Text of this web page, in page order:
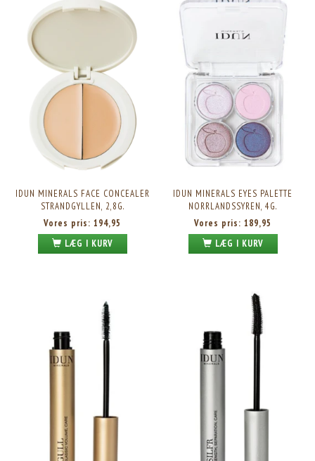
IDUN MINERALS FACE CONCEALER
STRANDGYLLEN, 2,8G.
Vores pris: 194,95
LÆG I KURV
IDUN MINERALS EYES PALETTE
NORRLANDSSYREN, 4G.
Vores pris: 189,95
LÆG I KURV